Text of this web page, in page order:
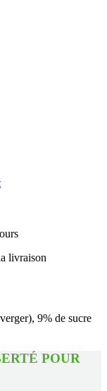
livraison
9% de sucre
POUR